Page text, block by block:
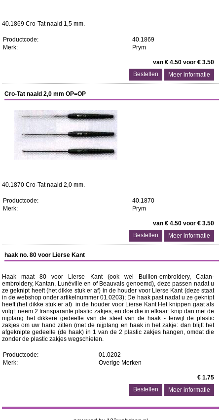
40.1869 Cro-Tat naald 1,5 mm.
Productcode:
40.1869
Merk:
Prym
van € 4.50 voor € 3.50
Meer informatie
Cro-Tat naald 2,0 mm OP=OP
40.1870 Cro-Tat naald 2,0 mm.
Productcode:
40.1870
Merk:
Prym
van € 4.50 voor € 3.50
Meer informatie
haak no. 80 voor Lierse Kant
Haak maat 80 voor Lierse Kant (ook wel Bullion-embroidery, Catan-
embroidery, Kantan, Lunéville en of Beauvais genoemd), deze passen nadat u
ze geknipt heeft (het dikke stuk er af) in de houder voor Lierse Kant (deze staat
in de webshop onder artikelnummer 01.0203); De haak past nadat u ze geknipt
heeft (het dikke stuk er af) in de houder voor Lierse Kant Het knippen gaat als
volgt: neem 2 transparante plastic zakjes, en doe die in elkaar: knip dan met de
nijptang het dikkere gedeelte van de steel van de haak - terwijl de plastic
zakjes om uw hand zitten (met de nijptang en haak in het zakje: dan blijft het
afgeknipte gedeelte (de haak) in 1 van de 2 plastic zakjes hangen, omdat die
zonder de plastic zakjes wegschieten.
Productcode:
01.0202
Merk:
Overige Merken
€ 1.75
Meer informatie